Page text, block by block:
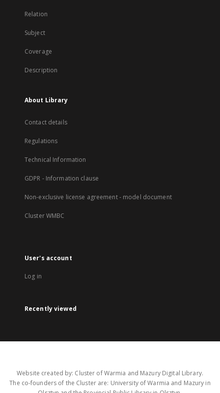
Relation
Subject
Coverage
Description
About Library
Contact details
Regulations
Technical Information
GDPR - Information clause
Non-exclusive license agreement - model document
Cluster WMBC
User's account
Log in
Recently viewed
Website created by: Cluster of Warmia and Mazury Digital Library.
The co-founders of the Cluster are: University of Warmia and Mazury in